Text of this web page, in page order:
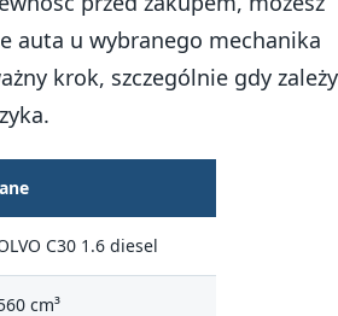
auta u wybranego mechanika
krok, szczególnie gdy zależy
C30 1.6 diesel
cm³